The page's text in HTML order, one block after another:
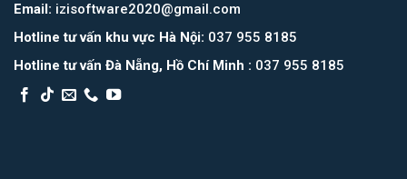
Email: izisoftware2020@gmail.com
Hotline tư vấn khu vực Hà Nội: 037 955 8185
Hotline tư vấn Đà Nẵng, Hồ Chí Minh : 037 955 8185